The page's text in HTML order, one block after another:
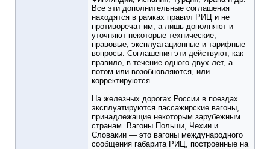
Все эти дополнительные соглашения
находятся в рамках правил РИЦ и не
противоречат им, а лишь дополняют и
уточняют некоторые технические,
правовые, эксплуатационные и тарифные
вопросы. Соглашения эти действуют, как
правило, в течение одного-двух лет, а
потом или возобновляются, или
корректируются.
На железных дорогах России в поездах
эксплуатируются пассажирские вагоны,
принадлежащие некоторым зарубежным
странам. Вагоны Польши, Чехии и
Словакии — это вагоны международного
сообщения габарита РИЦ, построенные на